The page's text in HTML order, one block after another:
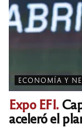
ECONOMÍA Y
Expo EFI.
aceleró el